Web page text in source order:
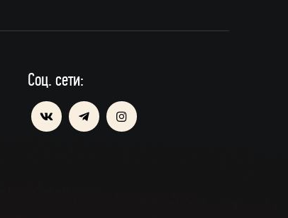
Соц. сети: